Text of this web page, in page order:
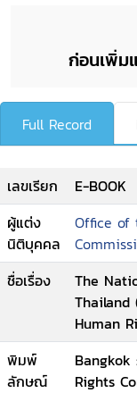
ก่อนเพิ่ม
Full Record
เลขเรียก
E-BOOK
ผู้แต่ง
นิติบุคคล
Office of
ชื่อเรื่อง
The
Thailand
Human
พิมพ์
ลักษณ์
Rights